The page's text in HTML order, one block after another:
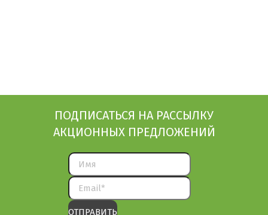
ПОДПИСАТЬСЯ НА РАССЫЛКУ
АКЦИОННЫХ ПРЕДЛОЖЕНИЙ